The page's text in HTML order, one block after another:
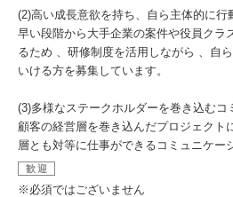
(2)高い成長意欲を持ち、自ら主体的に行
早い段階から大手企業の案件や役員クラ
るため 、研修制度を活用しながら 、自
いける方を募集しています。
(3)多様なステークホルダーを巻き込む
顧客の経営層を巻き込んだプロジェクト
層とも対等に仕事ができるコミュニケー
歓迎
※必須ではございません